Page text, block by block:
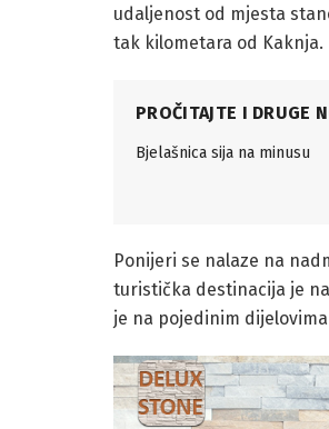
udaljenost od mjesta
tak kilometara od Kaknja.
PROČITAJTE I DRUGE
Bjelašnica sija na minusu
Ponijeri se nalaze na
turistička destinacija je
je na pojedinim